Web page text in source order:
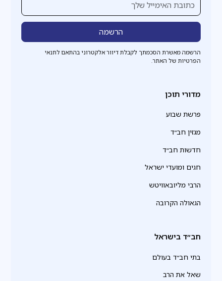
הרשמה מאשרת הסכמתך לקבלת דיוור אלקטרוני בהתאם לתנאי
הפרטיות של האתר.
מדורי תוכן
פרשת שבוע
מגזין חב״ד
חדשות חב״ד
חגים ומועדי ישראל
הרבי מליובאוויטש
הגאולה הקרובה
חב״ד בישראל
בתי חב״ד בעולם
שאל את הרב